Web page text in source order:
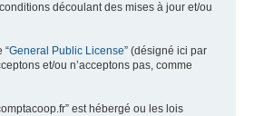
découlant des mises à jour et/ou
“General Public License” (désigné ici par
et/ou n’acceptons pas, comme
est hébergé ou les lois